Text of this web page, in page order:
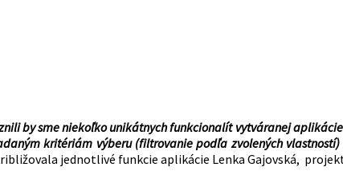
by sme niekoľko unikátnych funkcionalít vytváranej
kritériám výberu (filtrovanie podľa zvolených
jednotlivé funkcie aplikácie Lenka Gajovská,